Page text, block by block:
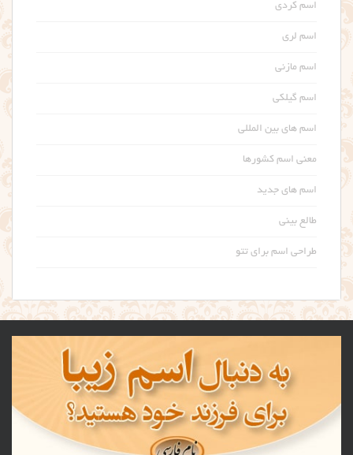
اسم کردی
اسم لری
اسم مازنی
اسم گیلکی
اسم های بین المللی
معنی اسم کشورها
اسم های جدید
طالع بینی
طراحی اسم برای تتو